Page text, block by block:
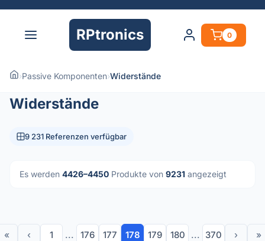
RPtronics 0
›Passive Komponenten›Widerstände
Widerstände
9 231 Referenzen verfügbar
Es werden 4426–4450 Produkte von 9231 angezeigt
« ‹ 1 ... 176 177 178 179 180 ... 370 › »